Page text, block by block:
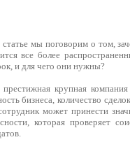
статье мы поговорим о том,
все более
и для чего они нужны?
крупная
бизнеса, количество
может принести
которая проверяет